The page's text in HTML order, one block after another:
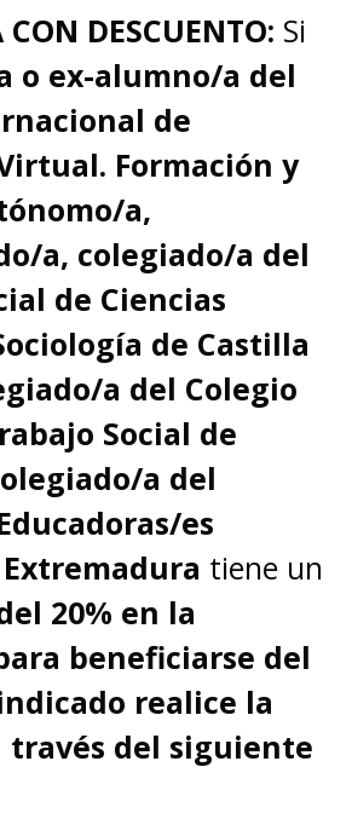
DESCUENTO: Si
o ex-alumno/a del
de
Formación y
a,
a, colegiado/a del
de Ciencias
de Castilla
a del Colegio
Social de
a del
es
tiene un
20% en la
beneficiarse del
realice la
del siguiente